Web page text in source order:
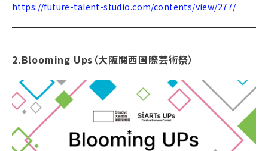
https://future-talent-studio.com/contents/view/277/
2.Blooming Ups （大阪関西国際芸術祭）